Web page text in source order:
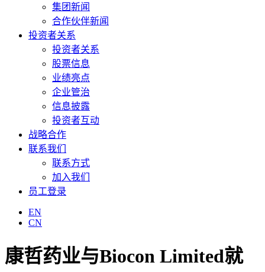
集团新闻
合作伙伴新闻
投资者关系
投资者关系
股票信息
业绩亮点
企业管治
信息披露
投资者互动
战略合作
联系我们
联系方式
加入我们
员工登录
EN
CN
康哲药业与Biocon Limited就